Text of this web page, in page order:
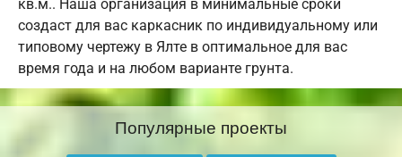
кв.м.. Наша организация в минимальные сроки
создаст для вас каркасник по индивидуальному или
типовому чертежу в Ялте в оптимальное для вас
время года и на любом варианте грунта.
Популярные проекты